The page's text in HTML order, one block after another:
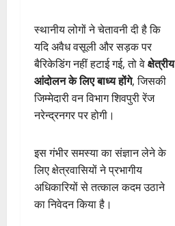
स्थानीय लोगों ने चेतावनी दी है कि
यदि अवैध वसूली और सड़क पर
बैरिकेडिंग नहीं हटाई गई, तो वेक्षेत्रीय
आंदोलन के लिए बाध्य होंगे, जिसकी
जिम्मेदारी वन विभाग शिवपुरी रेंज
नरेन्द्रनगर पर होगी।
इस गंभीर समस्या का संज्ञान लेने के
लिए क्षेत्रवासियों ने प्रभागीय
अधिकारियों से तत्काल कदम उठाने
का निवेदन किया है।